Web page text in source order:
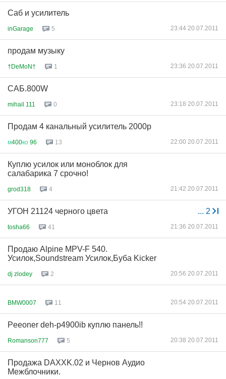
Саб и усилитель
inGarage 5 23:44 20.07.2011
продам музыку
†DeMoN† 1 23:36 20.07.2011
САБ.800W
mihail 111 0 23:18 20.07.2011
Продам 4 канальный усилитель 2000р
м400ко 96 13 22:00 20.07.2011
Куплю усилок или моноблок для
салабарика 7 срочно!
grod318 4 21:42 20.07.2011
... 2
УГОН 21124 черного цвета
tosha66 41 21:36 20.07.2011
Продаю Alpine MPV-F 540.
Усилок,Soundstream Усилок,Буба Kicker
dj zlodey 2 20:56 20.07.2011
BMW0007 11 20:54 20.07.2011
Peeoner deh-p4900ib куплю панель!!
Romanson777 5 20:38 20.07.2011
Продажа DAXXK.02 и Чернов Аудио
Межблочники.